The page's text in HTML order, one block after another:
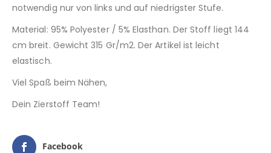
notwendig nur von links und auf niedrigster Stufe.
Material: 95% Polyester / 5% Elasthan. Der Stoff liegt 144
cm breit. Gewicht 315 Gr/m2. Der Artikel ist leicht
elastisch.
Viel Spaß beim Nähen,
Dein Zierstoff Team!
Facebook